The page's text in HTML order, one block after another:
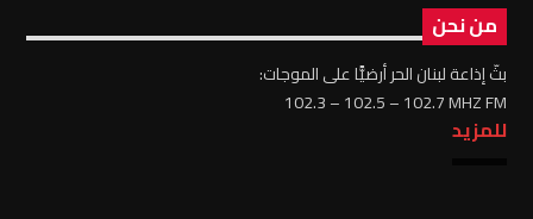
من نحن
بثّ إذاعة لبنان الحر أرضيًّا على الموجات:
102.3 – 102.5 – 102.7 MHZ FM
للمزيد